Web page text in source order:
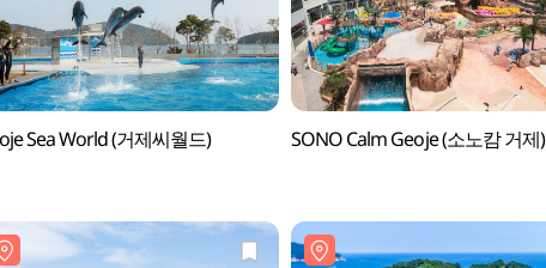
Sea World (거제씨월드) SONO Calm Geoje (소노캄 거제)